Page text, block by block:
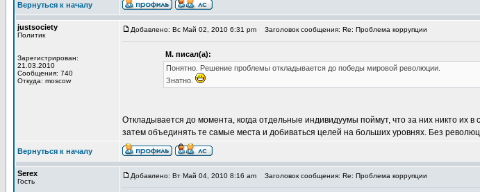
Вернуться к началу
justsociety
Политик
Зарегистрирован:
21.03.2010
Сообщения: 740
Откуда: moscow
Добавлено: Вс Май 02, 2010 6:31 pm Заголовок сообщения: Re: Проблема коррупции
М. писал(а):
Понятно. Решение проблемы откладывается до победы мировой революции.
Знатно.
Откладывается до момента, когда отдельные индивидуумы поймут, что за них никто их
затем объединять те самые места и добиваться целей на больших уровнях. Без
Вернуться к началу
Serex
Гость
Добавлено: Вт Май 04, 2010 8:16 am Заголовок сообщения: Re: Проблема коррупции